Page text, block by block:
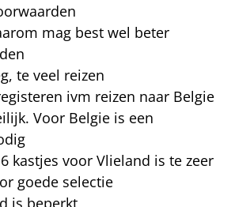
mag best wel beter
te veel reizen
ivm reizen naar Belgie
Voor Belgie is een
kastjes voor Vlieland is te zeer
goede selectie
is beperkt